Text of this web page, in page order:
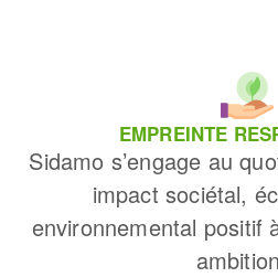
EMPREINTE
Sidamo s’engage au
impact sociétal,
environnemental positif